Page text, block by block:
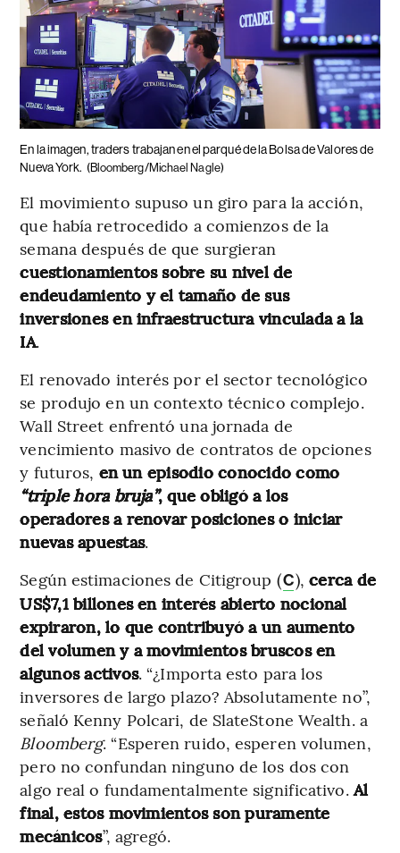
En la imagen, traders trabajan en el parqué de la Bolsa de Valores de
Nueva York. (Bloomberg/Michael Nagle)
El movimiento supuso un giro para la acción,
que había retrocedido a comienzos de la
semana después de que surgieran
cuestionamientos sobre su nivel de
endeudamiento y el tamaño de sus
inversiones en infraestructura vinculada a la
IA.
El renovado interés por el sector tecnológico
se produjo en un contexto técnico complejo.
Wall Street enfrentó una jornada de
vencimiento masivo de contratos de opciones
y futuros, en un episodio conocido como
“triple hora bruja”, que obligó a los
operadores a renovar posiciones o iniciar
nuevas apuestas.
Según estimaciones de Citigroup (C),cerca de
US$7,1 billones en interés abierto nocional
expiraron, lo que contribuyó a un aumento
del volumen y a movimientos bruscos en
algunos activos. “¿Importa esto para los
inversores de largo plazo? Absolutamente no”,
señaló Kenny Polcari, de SlateStone Wealth. a
Bloomberg. “Esperen ruido, esperen volumen,
pero no confundan ninguno de los dos con
algo real o fundamentalmente significativo.Al
final, estos movimientos son puramente
mecánicos”, agregó.